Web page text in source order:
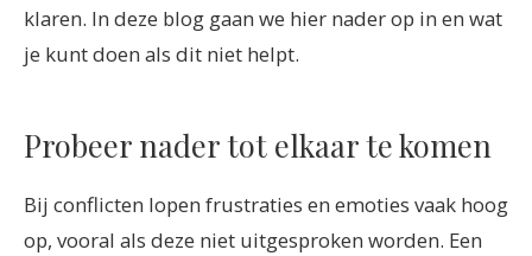
klaren. In deze blog gaan we hier nader op in en wat
je kunt doen als dit niet helpt.
Probeer nader tot elkaar te komen
Bij conflicten lopen frustraties en emoties vaak hoog
op, vooral als deze niet uitgesproken worden. Een